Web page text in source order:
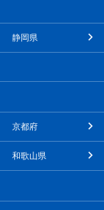
静岡県
京都府
和歌山県